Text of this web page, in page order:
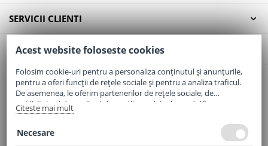
SERVICII CLIENTI
CONTACT
Email:office@elaptepraf.ro
Telefon:0745-964-449
Adresa:Sos. Borsului, Nr. 20, Oradea, Jud. Bihor
Acest website foloseste cookies
Folosim cookie-uri pentru a personaliza conținutul și anunțurile,
pentru a oferi funcții de rețele sociale și pentru a analiza traficul.
De asemenea, le oferim partenerilor de rețele sociale, de
publicitate și de analize informații cu privire la modul în care
folosiți site-ul nostru. Aceștia le pot combina cu alte informații
Citeste mai mult
Necesare